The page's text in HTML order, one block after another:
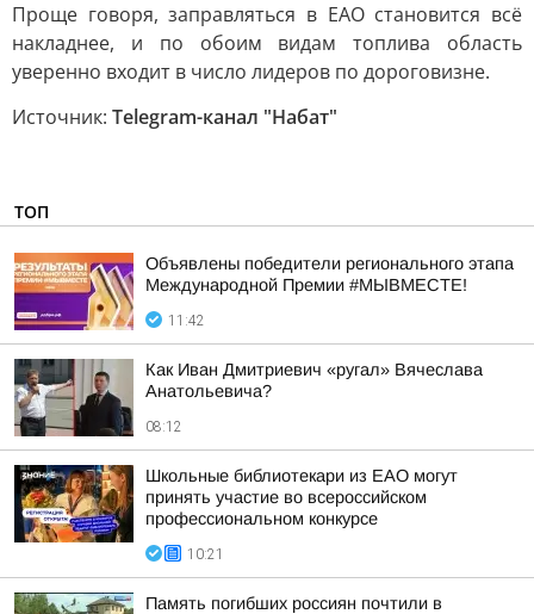
Проще говоря, заправляться в ЕАО становится всё
накладнее, и по обоим видам топлива область
уверенно входит в число лидеров по дороговизне.
Источник: Telegram-канал "Набат"
ТОП
Объявлены победители регионального этапа
Международной Премии #МЫВМЕСТЕ!
11:42
Как Иван Дмитриевич «ругал» Вячеслава
Анатольевича?
08:12
Школьные библиотекари из ЕАО могут
принять участие во всероссийском
профессиональном конкурсе
10:21
Память погибших россиян почтили в